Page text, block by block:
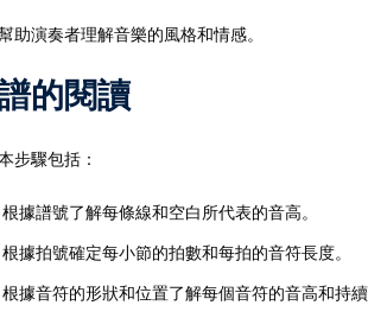
助演奏者理解音樂的風格和情感。
的閱讀
步驟包括：
根據譜號了解每條線和空白所代表的音高。
根據拍號確定每小節的拍數和每拍的音符長度。
根據音符的形狀和位置了解每個音符的音高和持續